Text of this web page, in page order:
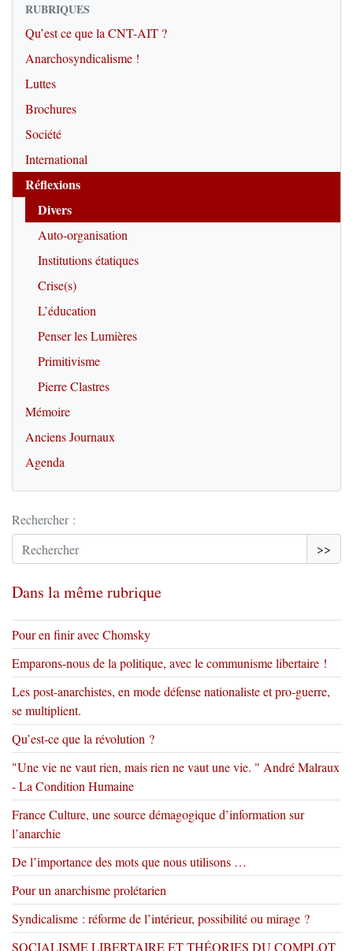
RUBRIQUES
Qu’est ce que la CNT-AIT ?
Anarchosyndicalisme !
Luttes
Brochures
Société
International
Réflexions
Divers
Auto-organisation
Institutions étatiques
Crise(s)
L’éducation
Penser les Lumières
Primitivisme
Pierre Clastres
Mémoire
Anciens Journaux
Agenda
Rechercher :
>>
Dans la même rubrique
Pour en finir avec Chomsky
Emparons-nous de la politique, avec le communisme libertaire !
Les post-anarchistes, en mode défense nationaliste et pro-guerre,
se multiplient.
Qu’est-ce que la révolution ?
"Une vie ne vaut rien, mais rien ne vaut une vie. " André Malraux
- La Condition Humaine
France Culture, une source démagogique d’information sur
l’anarchie
De l’importance des mots que nous utilisons …
Pour un anarchisme prolétarien
Syndicalisme : réforme de l’intérieur, possibilité ou mirage ?
SOCIALISME LIBERTAIRE ET THÉORIES DU COMPLOT